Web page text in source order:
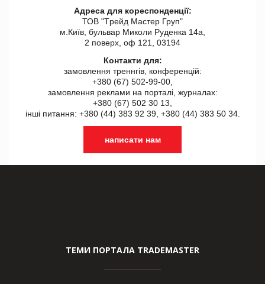
Адреса для кореспонденції:
ТОВ "Tрейд Мастер Груп"
м.Київ, бульвар Миколи Руденка 14а,
2 поверх, оф 121, 03194
Контакти для:
замовлення треннгів, конференцій:
+380 (67) 502-99-00,
замовлення реклами на порталі, журналах:
+380 (67) 502 30 13,
інші питання: +380 (44) 383 92 39, +380 (44) 383 50 34.
написати нам
ТЕМИ ПОРТАЛА TRADEMASTER